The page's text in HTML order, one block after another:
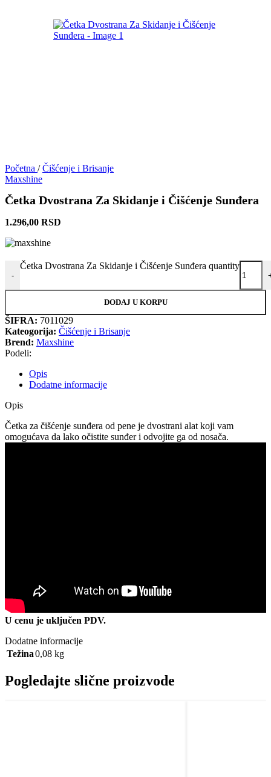
Početna / Čišćenje i Brisanje
Maxshine
Četka Dvostrana Za Skidanje i Čišćenje Sunđera
1.296,00 RSD
-
Četka Dvostrana Za Skidanje i Čišćenje Sunđera quantity
DODAJ U KORPU
ŠIFRA: 7011029
Kateogorija: Čišćenje i Brisanje
Brend: Maxshine
Podeli:
Opis
Dodatne informacije
Opis
Četka za čišćenje sunđera od pene je dvostrani alat koji vam
omogućava da lako očistite sunđer i odvojite ga od nosača.
U cenu je uključen PDV.
Dodatne informacije
Težina0,08 kg
Pogledajte slične proizvode